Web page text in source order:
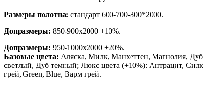
Размеры полотна: стандарт 600-700-800*2000.
Допразмеры: 850-900x2000 +10%.
Допразмеры: 950-1000x2000 +20%.
Базовые цвета: Аляска, Милк, Манхеттен, Магнолия, Дуб
светлый, Дуб темный; Люкс цвета (+10%): Антрацит, Силк
грей, Green, Blue, Варм грей.